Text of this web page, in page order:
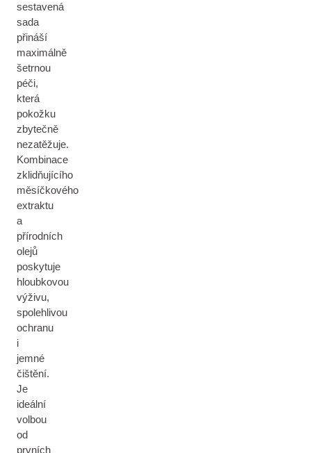
sestavená
sada
přináší
maximálně
šetrnou
péči,
která
pokožku
zbytečně
nezatěžuje.
Kombinace
zklidňujícího
měsíčkového
extraktu
a
přírodních
olejů
poskytuje
hloubkovou
výživu,
spolehlivou
ochranu
i
jemné
čištění.
Je
ideální
volbou
od
prvních